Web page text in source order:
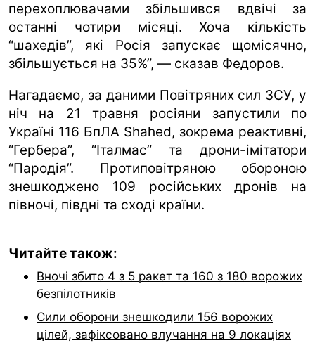
перехоплювачами збільшився вдвічі за
останні чотири місяці. Хоча кількість
“шахедів”, які Росія запускає щомісячно,
збільшується на 35%”, — сказав Федоров.
Нагадаємо, за даними Повітряних сил ЗСУ, у
ніч на 21 травня росіяни запустили по
Україні 116 БпЛА Shahed, зокрема реактивні,
“Гербера”, “Італмас” та дрони-імітатори
“Пародія”. Протиповітряною обороною
знешкоджено 109 російських дронів на
півночі, півдні та сході країни.
Читайте також:
Вночі збито 4 з 5 ракет та 160 з 180 ворожих
безпілотників
Сили оборони знешкодили 156 ворожих
цілей, зафіксовано влучання на 9 локаціях